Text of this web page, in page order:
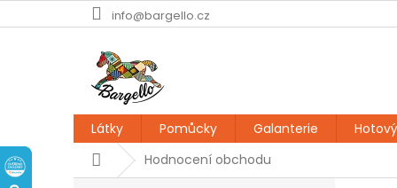
na
info@bargello.cz
Látky Pomůcky Galanterie
DomůHodnocení obchodu